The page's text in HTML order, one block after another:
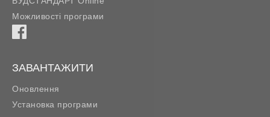
Можливості програми
ЗАВАНТАЖИТИ
Оновлення
Установка програми